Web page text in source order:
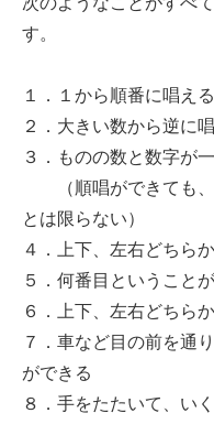
す。
１．１から順番に唱え
２．大きい数から逆に
３．ものの数と数字が
（順唱ができても、
とは限らない）
４．上下、左右どちら
５．何番目ということ
６．上下、左右どちら
７．車など目の前を通
ができる
８．手をたたいて、い